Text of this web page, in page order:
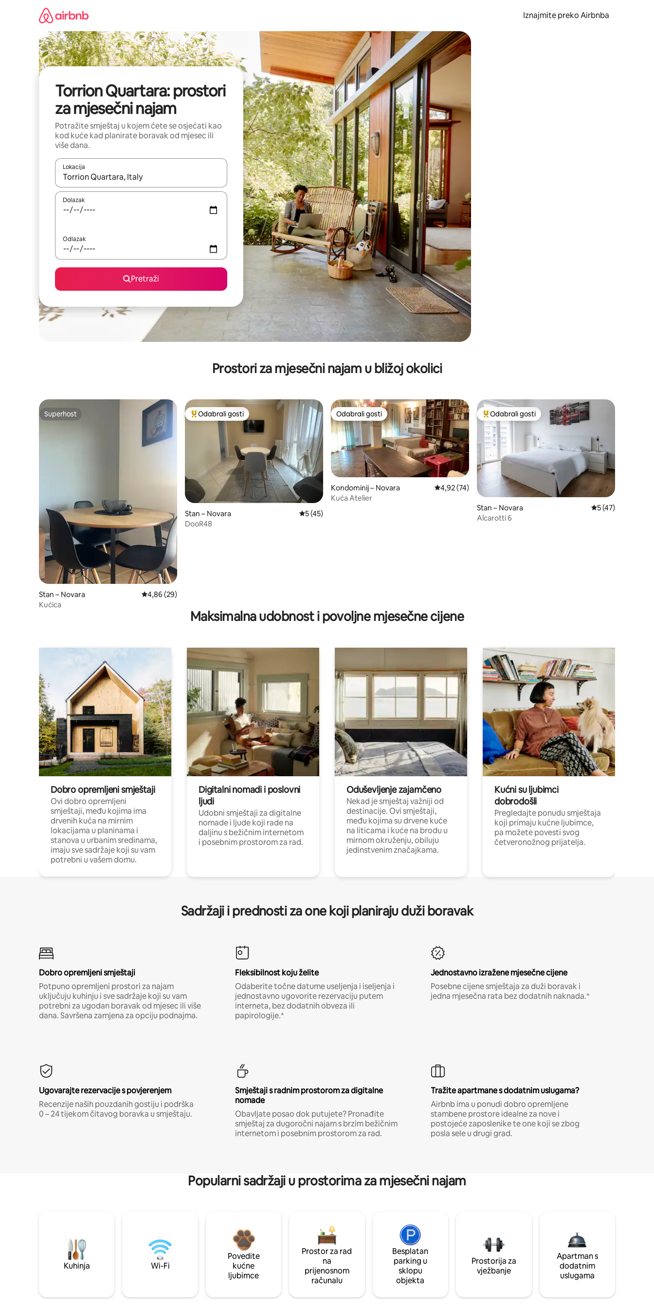
Iznajmite preko Airbnba
Torrion Quartara: prostori
za mjesečni najam
Potražite smještaj u kojem ćete se osjećati kao
kod kuće kad planirate boravak od mjesec ili
više dana.
Lokacija
Kada budu dostupni rezultati, moći ćete ih pregledati koristeći se strelicama prema gore i prema dolje, kao i dodirom ili prelaskom prstom po zaslonu.
Dolazak
Odlazak
Pretraži
Prostori za mjesečni najam u bližoj okolici
Superhost
Superhost
Stan – Novara Prosječna ocjena: 4,86/5, recenzija: 29
4,86 (29)
Kućica
Među najviše rangiranima s oznakom „Odabrali gosti”
Odabrali gosti
Stan – Novara Prosječna ocjena: 5/5, recenzija: 45
5 (45)
DooR48
Odabrali gosti
Odabrali gosti
Kondominij – Novara Prosječna ocjena: 4,92/5, recenzija: 74
4,92 (74)
Kuća Atelier
Među najviše rangiranima s oznakom „Odabrali gosti”
Odabrali gosti
Stan – Novara Prosječna ocjena:
5 (47)
Alcarotti 6
Maksimalna udobnost i povoljne mjesečne cijene
Dobro opremljeni smještaji
Ovi dobro opremljeni
smještaji, među kojima ima
drvenih kuća na mirnim
lokacijama u planinama i
stanova u urbanim sredinama,
imaju sve sadržaje koji su vam
potrebni u vašem domu.
Digitalni nomadi i poslovni
ljudi
Udobni smještaji za digitalne
nomade i ljude koji rade na
daljinu s bežičnim internetom
i posebnim prostorom za rad.
Oduševljenje zajamčeno
Nekad je smještaj važniji od
destinacije. Ovi smještaji,
među kojima su drvene kuće
na liticama i kuće na brodu u
mirnom okruženju, obiluju
jedinstvenim značajkama.
Kućni su ljubimci
dobrodošli
Pregledajte ponudu smještaja
koji primaju kućne ljubimce,
pa možete povesti svog
četveronožnog prijatelja.
Sadržaji i prednosti za one koji planiraju duži boravak
Dobro opremljeni smještaji
Potpuno opremljeni prostori za najam
uključuju kuhinju i sve sadržaje koji su vam
potrebni za ugodan boravak od mjesec ili više
dana. Savršena zamjena za opciju podnajma.
Fleksibilnost koju želite
Odaberite točne datume useljenja i iseljenja i
jednostavno ugovorite rezervaciju putem
interneta, bez dodatnih obveza ili
papirologije.*
Jednostavno izražene mjesečne cijene
Posebne cijene smještaja za duži boravak i
jedna mjesečna rata bez dodatnih naknada.*
Ugovarajte rezervacije s povjerenjem
Recenzije naših pouzdanih gostiju i podrška
0 – 24 tijekom čitavog boravka u smještaju.
Smještaji s radnim prostorom za digitalne
nomade
Obavljate posao dok putujete? Pronađite
smještaj za dugoročni najam s brzim bežičnim
internetom i posebnim prostorom za rad.
Tražite apartmane s dodatnim uslugama?
Airbnb ima u ponudi dobro opremljene
stambene prostore idealne za nove i
postojeće zaposlenike te one koji se zbog
posla sele u drugi grad.
Popularni sadržaji u prostorima za mjesečni najam
Kuhinja Wi-Fi
Povedite
kućne
ljubimce
Prostor za rad
na
prijenosnom
računalu
Besplatan
parking u
sklopu
objekta
Prostorija za
vježbanje
Apartman s
dodatnim
uslugama